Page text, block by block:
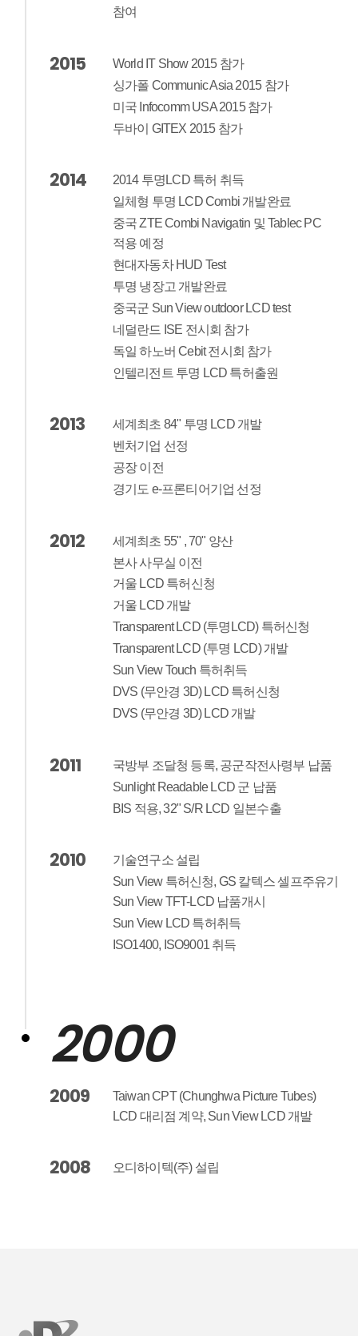
참여
2015
World IT Show 2015 참가
싱가폴 Communic Asia 2015 참가
미국 Infocomm USA 2015 참가
두바이 GITEX 2015 참가
2014
2014 투명LCD 특허 취득
일체형 투명 LCD Combi 개발완료
중국 ZTE Combi Navigatin 및 Tablec PC
적용 예정
현대자동차 HUD Test
투명 냉장고 개발완료
중국군 Sun View outdoor LCD test
네덜란드 ISE 전시회 참가
독일 하노버 Cebit 전시회 참가
인텔리전트 투명 LCD 특허출원
2013
세계최초 84" 투명 LCD 개발
벤처기업 선정
공장 이전
경기도 e-프론티어기업 선정
2012
세계최초 55" , 70" 양산
본사 사무실 이전
거울 LCD 특허신청
거울 LCD 개발
Transparent LCD (투명LCD) 특허신청
Transparent LCD (투명 LCD) 개발
Sun View Touch 특허취득
DVS (무안경 3D) LCD 특허신청
DVS (무안경 3D) LCD 개발
2011
국방부 조달청 등록, 공군작전사령부 납품
Sunlight Readable LCD 군 납품
BIS 적용, 32" S/R LCD 일본수출
2010
기술연구소 설립
Sun View 특허신청, GS 칼텍스 셀프주유기
Sun View TFT-LCD 납품개시
Sun View LCD 특허취득
ISO1400, ISO9001 취득
2000
2009
Taiwan CPT (Chunghwa Picture Tubes)
LCD 대리점 계약, Sun View LCD 개발
2008 오디하이텍(주) 설립